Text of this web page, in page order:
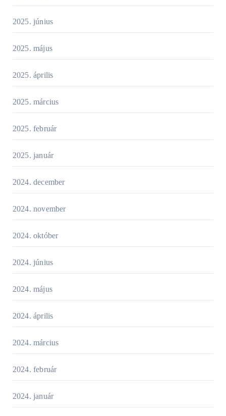
2025. június
2025. május
2025. április
2025. március
2025. február
2025. január
2024. december
2024. november
2024. október
2024. június
2024. május
2024. április
2024. március
2024. február
2024. január